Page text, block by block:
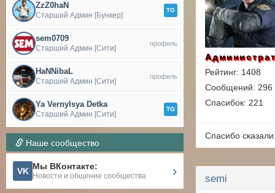
ZzZ0haN
Старший Админ [Бункер]
TG
sem0709
Старший Админ [Сити]
профиль
HaNNibaL
Старший Админ [Сити]
профиль
Ya Vernylsya Detka
Старший Админ [Сити]
TG
Наше сообщество
VK Мы ВКонтакте:
Новости и общение сообщества ›
Рейтинг: 1408
Сообщений: 296
Спасибок: 221
Спасибо
semi